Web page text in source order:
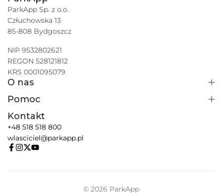
ParkApp Sp. z o.o.
Człuchowska 13
85-808 Bydgoszcz
NIP 9532802621
REGON 528121812
KRS 0001095079
O nas
Pomoc
Kontakt
+48 518 518 800
wlasciciel@parkapp.pl
© 2026 ParkApp